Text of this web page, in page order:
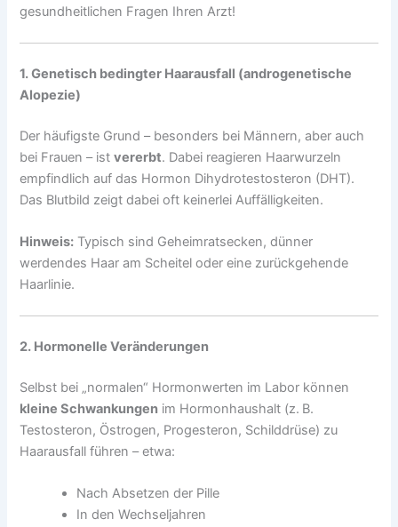
gesundheitlichen Fragen Ihren Arzt!
1. Genetisch bedingter Haarausfall (androgenetische
Alopezie)
Der häufigste Grund – besonders bei Männern, aber auch
bei Frauen – istvererbt. Dabei reagieren Haarwurzeln
empfindlich auf das Hormon Dihydrotestosteron (DHT).
Das Blutbild zeigt dabei oft keinerlei Auffälligkeiten.
Hinweis: Typisch sind Geheimratsecken, dünner
werdendes Haar am Scheitel oder eine zurückgehende
Haarlinie.
2. Hormonelle Veränderungen
Selbst bei „normalen“ Hormonwerten im Labor können
kleine Schwankungen im Hormonhaushalt (z. B.
Testosteron, Östrogen, Progesteron, Schilddrüse) zu
Haarausfall führen – etwa:
Nach Absetzen der Pille
In den Wechseljahren